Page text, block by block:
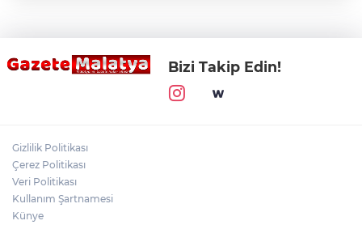
Bizi Takip Edin!
Gizlilik Politikası
Çerez Politikası
Veri Politikası
Kullanım Şartnamesi
Künye